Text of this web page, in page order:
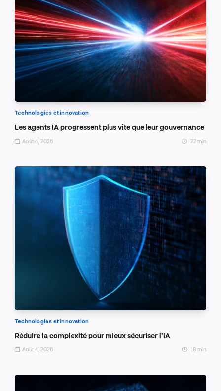
Technologies et innovation
Les agents IA progressent plus vite que leur gouvernance
Août 4, 2026 22 min
Technologies et innovation
Réduire la complexité pour mieux sécuriser l’IA
Août 4, 2026 18 min